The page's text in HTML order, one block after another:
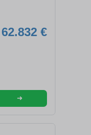
62.832 €
➜